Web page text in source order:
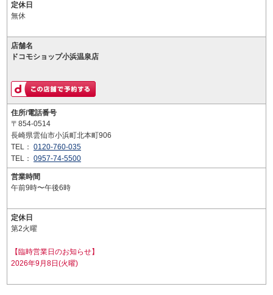
定休日
無休
店舗名
ドコモショップ小浜温泉店
住所/電話番号
〒854-0514
長崎県雲仙市小浜町北本町906
TEL： 0120-760-035
TEL： 0957-74-5500
営業時間
午前9時〜午後6時
定休日
第2火曜
【臨時営業日のお知らせ】
2026年9月8日(火曜)